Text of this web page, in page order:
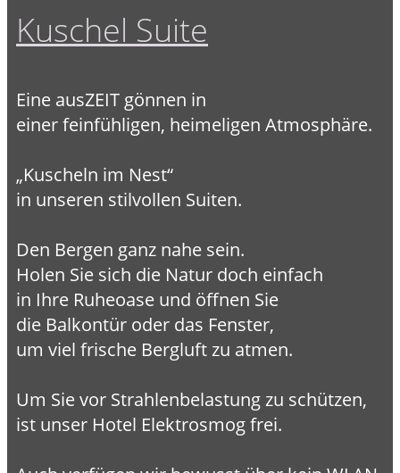
Kuschel Suite
Eine ausZEIT gönnen in
einer feinfühligen, heimeligen Atmosphäre.
„Kuscheln im Nest“
in unseren stilvollen Suiten.
Den Bergen ganz nahe sein.
Holen Sie sich die Natur doch einfach
in Ihre Ruheoase und öffnen Sie
die Balkontür oder das Fenster,
um viel frische Bergluft zu atmen.
Um Sie vor Strahlenbelastung zu schützen,
ist unser Hotel Elektrosmog frei.